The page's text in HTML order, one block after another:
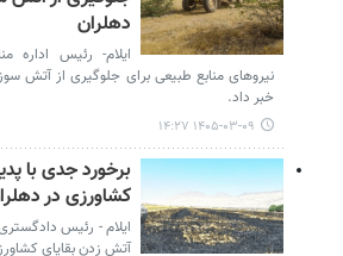
دهلران
ایلام- رئیس اداره
نیروهای منابع طبیعی برای جلوگیری از آتش
خبر داد.
۱۴۰۵-۰۳-۰۹ ۱۴:۲۷
برخورد جدی با
کشاورزی در
ایلام - رئیس
آتش زدن بقایای